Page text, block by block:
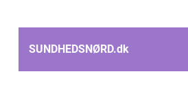
SUNDHEDSNØRD.dk